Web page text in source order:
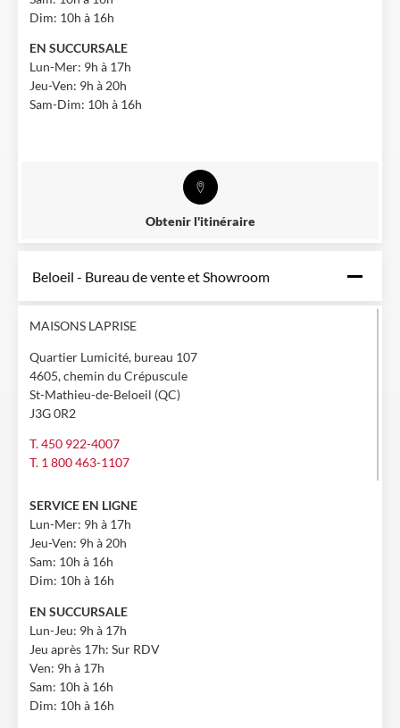
Dim: 10h à 16h
EN SUCCURSALE
Lun-Mer: 9h à 17h
Jeu-Ven: 9h à 20h
Sam-Dim: 10h à 16h
Obtenir l'itinéraire
Beloeil - Bureau de vente et Showroom
MAISONS LAPRISE
Quartier Lumicité, bureau 107
4605, chemin du Crépuscule
St-Mathieu-de-Beloeil (QC)
J3G 0R2
T. 450 922-4007
T. 1 800 463-1107
SERVICE EN LIGNE
Lun-Mer: 9h à 17h
Jeu-Ven: 9h à 20h
Sam: 10h à 16h
Dim: 10h à 16h
EN SUCCURSALE
Lun-Jeu: 9h à 17h
Jeu après 17h: Sur RDV
Ven: 9h à 17h
Sam: 10h à 16h
Dim: 10h à 16h